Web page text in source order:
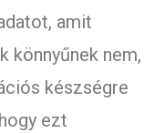
amit
könnyűnek nem,
készségre
ezt